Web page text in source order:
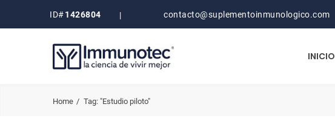
ID#1426804 | contacto@suplementoinmunologico.com
INICIO
Home Tag: "Estudio piloto"